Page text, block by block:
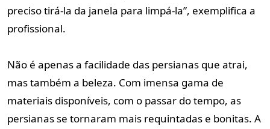
preciso tirá-la da janela para limpá-la”, exemplifica a
profissional.
Não é apenas a facilidade das persianas que atrai,
mas também a beleza. Com imensa gama de
materiais disponíveis, com o passar do tempo, as
persianas se tornaram mais requintadas e bonitas. A